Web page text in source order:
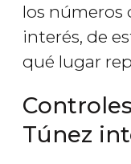
los números
interés, de
qué lugar
Túnez